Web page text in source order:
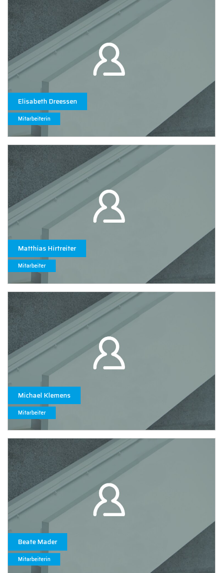
Elisabeth Dreessen
Mitarbeiterin
Matthias Hirtreiter
Mitarbeiter
Michael Klemens
Mitarbeiter
Beate Mader
Mitarbeiterin